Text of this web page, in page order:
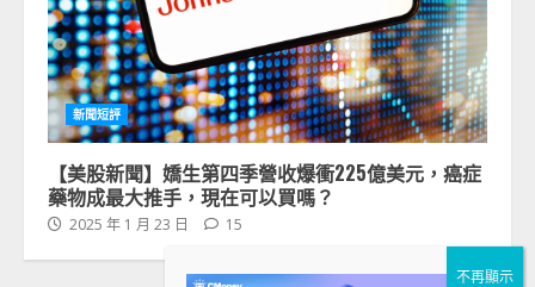
新聞短評
【美股新聞】嬌生第四季營收爆衝225億美元，癌症
藥物成最大推手，現在可以買嗎？
2025 年 1 月 23 日 15